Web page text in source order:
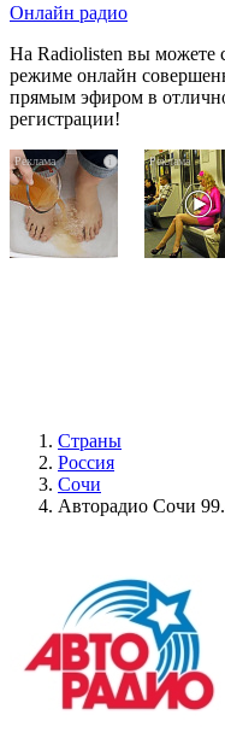
Онлайн радио
На Radiolisten вы можете
режиме онлайн
прямым эфиром в
регистрации!
i
Ногти
будут
чистыми!
Домашний
метод
Страны
Россия
Сочи
Авторадио Сочи